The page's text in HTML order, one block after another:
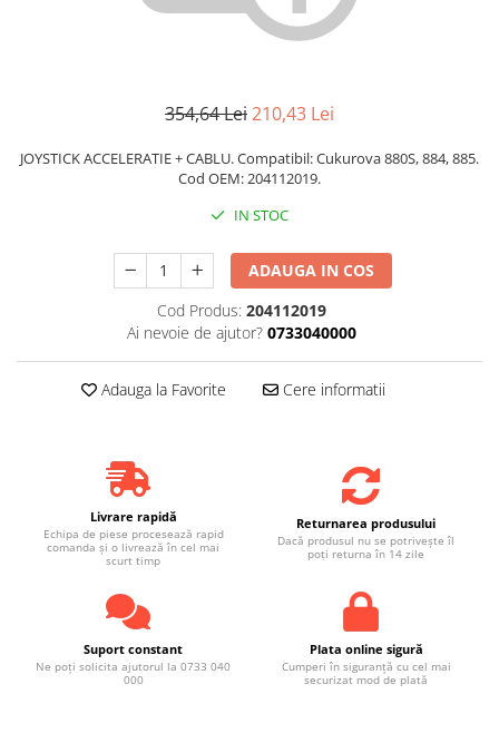
354,64 Lei210,43 Lei
JOYSTICK ACCELERATIE + CABLU. Compatibil: Cukurova 880S, 884, 885.
Cod OEM: 204112019.
IN STOC
ADAUGA IN COS
Cod Produs: 204112019
Ai nevoie de ajutor? 0733040000
Adauga la Favorite Cere informatii
Livrare rapidă
Echipa de piese procesează rapid
comanda și o livrează în cel mai
scurt timp
Returnarea produsului
Dacă produsul nu se potrivește îl
poți returna în 14 zile
Suport constant
Ne poți solicita ajutorul la 0733 040
000
Plata online sigură
Cumperi în siguranță cu cel mai
securizat mod de plată